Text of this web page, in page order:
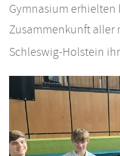
Gymnasium
Zusammenkunft aller
Schleswig-Holstein